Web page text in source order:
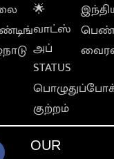
🌟
வாட்ஸ்
அப்
STATUS
குற்றம்
OUR